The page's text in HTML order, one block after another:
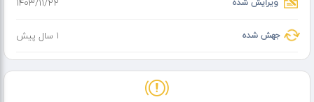
جهش شده 1 سال پیش